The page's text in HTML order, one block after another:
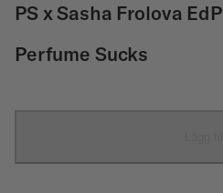
PS x Sasha Frolova EdP
Perfume Sucks